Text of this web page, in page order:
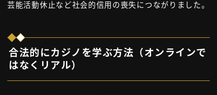
芸能活動休止など社会的信用の喪失につながりました。
合法的にカジノを学ぶ方法（オンラインで
はなくリアル）